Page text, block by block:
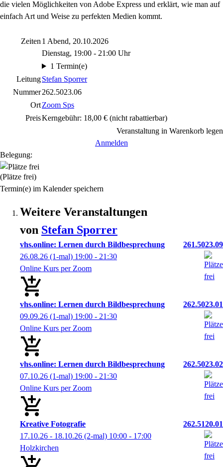
die vielen Möglichkeiten von Adobe Express und erklärt, wie man auf
einfach Art und Weise zu perfekten Medien kommt.
Zeiten 1 Abend, 20.10.2026
Dienstag, 19:00 - 21:00 Uhr
1 Termin(e)
LeitungStefan Sporrer
Nummer262.5023.06
OrtZoom Sps
PreisKerngebühr: 18,00 € (nicht rabattierbar)
Veranstaltung in Warenkorb legen
Anmelden
Belegung:
(Plätze frei)
Termin(e) im Kalender speichern
Weitere Veranstaltungen
von Stefan Sporrer
vhs.online: Lernen durch Bildbesprechung
261.5023.09
26.08.26 (1-mal) 19:00 - 21:30
Online Kurs per Zoom
vhs.online: Lernen durch Bildbesprechung
262.5023.01
09.09.26 (1-mal) 19:00 - 21:30
Online Kurs per Zoom
vhs.online: Lernen durch Bildbesprechung
262.5023.02
07.10.26 (1-mal) 19:00 - 21:30
Online Kurs per Zoom
Kreative Fotografie
262.5120.01
17.10.26 - 18.10.26 (2-mal) 10:00 - 17:00
Holzkirchen